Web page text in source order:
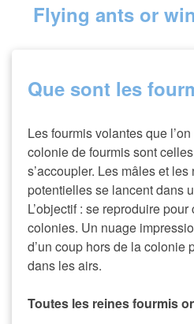
Flying ants or
Que sont les
Les fourmis volantes que
colonie de fourmis sont
s’accoupler. Les mâles et
potentielles se lancent dans
L’objectif : se reproduire
colonies. Un nuage
d’un coup hors de la colonie
dans les airs.
Toutes les reines fourmis